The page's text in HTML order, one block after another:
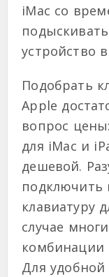
iMac со
устройство
Подобрать
Apple
вопрос
для iMac и
дешевой.
клавиатуру
случае
комбинации
Для